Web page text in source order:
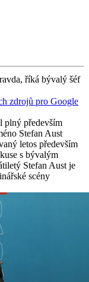
říká bývalý šéf
zdrojů pro Google
plný především
Stefan Aust
letos především
s bývalým
Stefan Aust je
scény